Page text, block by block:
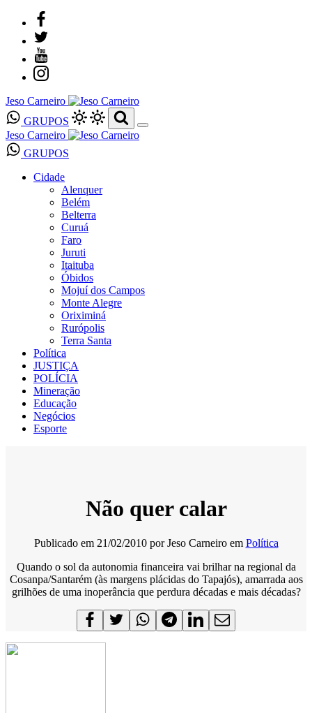
Jeso Carneiro
GRUPOS
Jeso Carneiro
GRUPOS
Cidade
Alenquer
Belém
Belterra
Curuá
Faro
Juruti
Itaituba
Óbidos
Mojuí dos Campos
Monte Alegre
Oriximiná
Rurópolis
Terra Santa
Política
JUSTIÇA
POLÍCIA
Mineração
Educação
Negócios
Esporte
Não quer calar
Publicado em 21/02/2010 porJeso Carneiro em Política
Quando o sol da autonomia financeira vai brilhar na regional da
Cosanpa/Santarém (às margens plácidas do Tapajós), amarrada aos
grilhões de uma inoperância que perdura décadas e mais décadas?